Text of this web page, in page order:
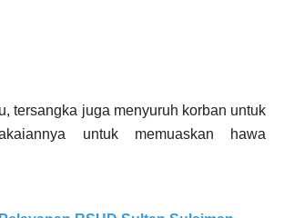
tersangka juga menyuruh korban untuk
untuk memuaskan hawa